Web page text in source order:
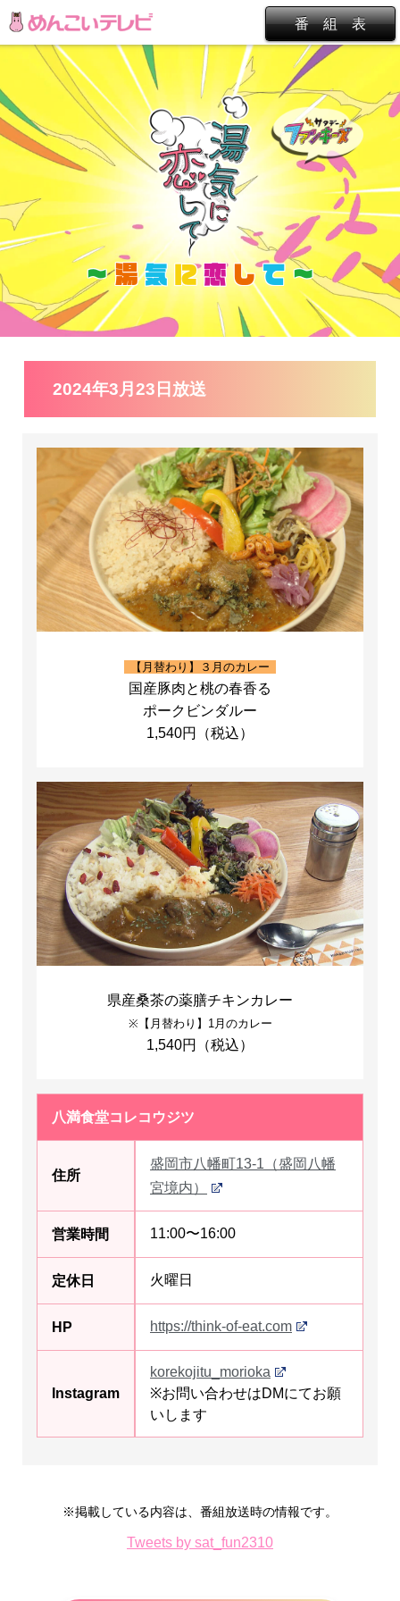
番 組 表
～ 湯 気 に 恋 し て ～
2024年3月23日放送
【月替わり】３月のカレー
国産豚肉と桃の春香る
ポークビンダルー
1,540円（税込）
県産桑茶の薬膳チキンカレー
※【月替わり】1月のカレー
1,540円（税込）
八満食堂コレコウジツ
住所
盛岡市八幡町13-1（盛岡八幡
宮境内）
営業時間 11:00〜16:00
定休日 火曜日
HP https://think-of-eat.com
Instagram
korekojitu_morioka
※お問い合わせはDMにてお願
いします
※掲載している内容は、番組放送時の情報です。
Tweets by sat_fun2310